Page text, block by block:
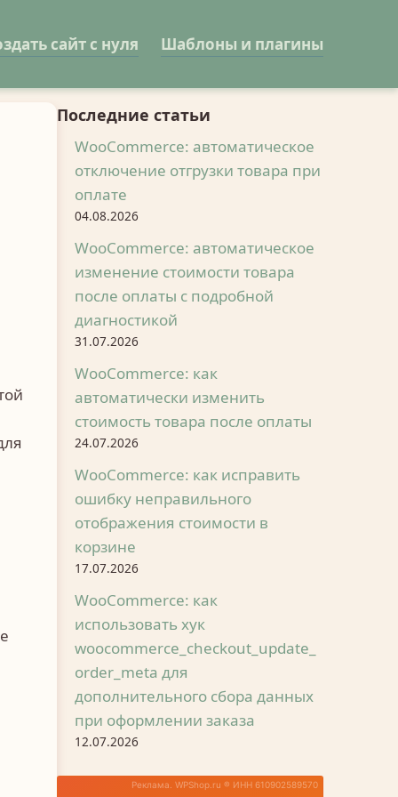
сайт с нуля Шаблоны и плагины
Последние статьи
WooCommerce: автоматическое
отключение отгрузки товара при
оплате
04.08.2026
WooCommerce: автоматическое
изменение стоимости товара
после оплаты с подробной
диагностикой
31.07.2026
WooCommerce: как
автоматически изменить
стоимость товара после оплаты
24.07.2026
WooCommerce: как исправить
ошибку неправильного
отображения стоимости в
корзине
17.07.2026
WooCommerce: как
использовать хук
woocommerce_checkout_update_
order_meta для
дополнительного сбора данных
при оформлении заказа
12.07.2026